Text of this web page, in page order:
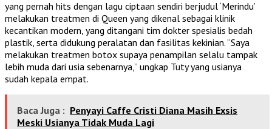
yang pernah hits dengan lagu ciptaan sendiri berjudul ‘Merindu’
melakukan treatmen di Queen yang dikenal sebagai klinik
kecantikan modern, yang ditangani tim dokter spesialis bedah
plastik, serta didukung peralatan dan fasilitas kekinian. “Saya
melakukan treatmen botox supaya penampilan selalu tampak
lebih muda dari usia sebenarnya,” ungkap Tuty yang usianya
sudah kepala empat.
Baca Juga : Penyayi Caffe Cristi Diana Masih Exsis
Meski Usianya Tidak Muda Lagi